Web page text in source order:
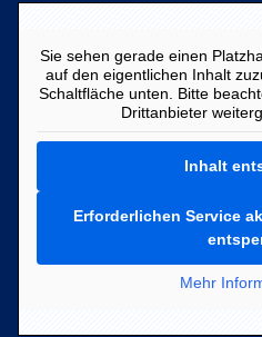
Sie sehen gerade einen
auf den eigentlichen Inhalt
Schaltfläche unten. Bitte
Drittanbieter
Inhalt
Erforderlichen Service
Mehr